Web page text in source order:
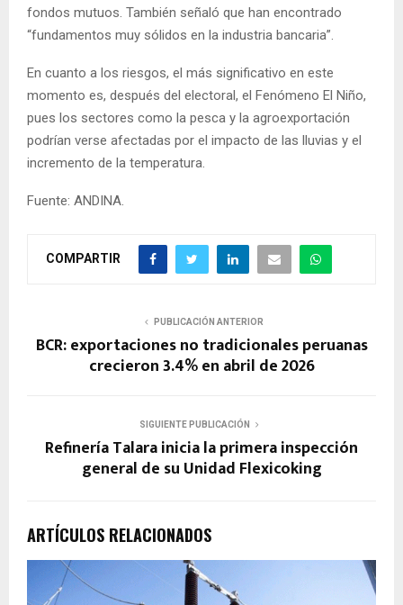
fondos mutuos. También señaló que han encontrado
“fundamentos muy sólidos en la industria bancaria”.
En cuanto a los riesgos, el más significativo en este
momento es, después del electoral, el Fenómeno El Niño,
pues los sectores como la pesca y la agroexportación
podrían verse afectadas por el impacto de las lluvias y el
incremento de la temperatura.
Fuente: ANDINA.
COMPARTIR
PUBLICACIÓN ANTERIOR
BCR: exportaciones no tradicionales peruanas
crecieron 3.4% en abril de 2026
SIGUIENTE PUBLICACIÓN
Refinería Talara inicia la primera inspección
general de su Unidad Flexicoking
ARTÍCULOS RELACIONADOS